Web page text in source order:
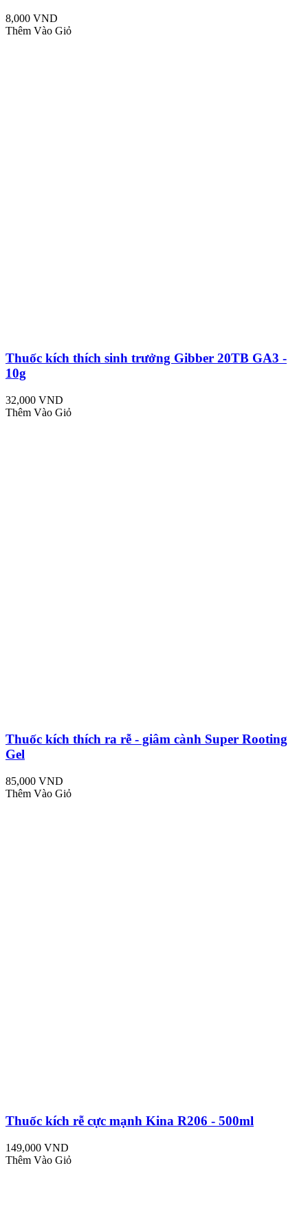
8,000 VND
Thêm Vào Giỏ
Thuốc kích thích sinh trưởng Gibber 20TB GA3 -
10g
32,000 VND
Thêm Vào Giỏ
Thuốc kích thích ra rễ - giâm cành Super Rooting
Gel
85,000 VND
Thêm Vào Giỏ
Thuốc kích rễ cực mạnh Kina R206 - 500ml
149,000 VND
Thêm Vào Giỏ